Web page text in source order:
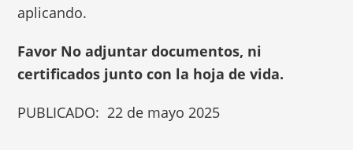
aplicando.
Favor No adjuntar documentos, ni
certificados junto con la hoja de vida.
PUBLICADO: 22 de mayo 2025